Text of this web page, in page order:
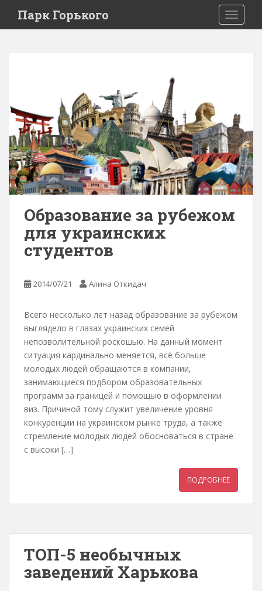
Парк Горького
Образование за рубежом
для украинских
студентов
2014/07/21 Алина Откидач
Всего несколько лет назад образование за рубежом
выглядело в глазах украинских семей
непозволительной роскошью. На данный момент
ситуация кардинально меняется, всё больше
молодых людей обращаются в компании,
занимающиеся подбором образовательных
программ за границей и помощью в оформлении
виз. Причиной тому служит увеличение уровня
конкуренции на украинском рынке труда, а также
стремление молодых людей обосноваться в стране
с высоки […]
ПОДРОБНЕЕ
ТОП-5 необычных
заведений Харькова